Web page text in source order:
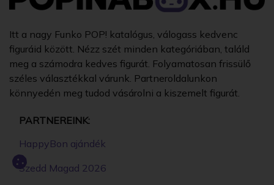
Itt a nagy Funko POP! katalógus, válogass kedvenc
figuráid között. Nézz szét minden kategóriában, találd
meg a számodra kedves figurát. Folyamatosan frissülő
széles választékkal várunk. Partneroldalunkon
könnyedén meg tudod vásárolni a kiszemelt figurát.
PARTNEREINK:
HappyBon ajándék
Szedd Magad 2026